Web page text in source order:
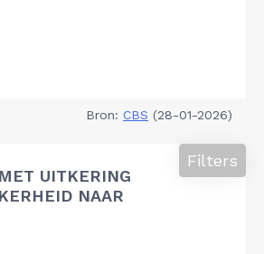
Bron: CBS (28-01-2026)
UITKERING
NAAR
Filters